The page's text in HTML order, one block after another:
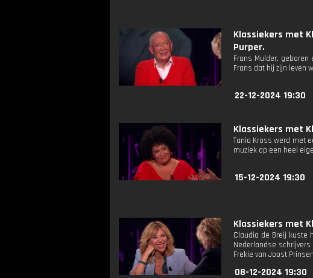
Klassiekers met
Purper.
Frans Mulder,
Frans dat hij zijn leven
22-12-2024 19:30
Klassiekers met
Tania Kross werd met
muziek op een heel
15-12-2024 19:30
Klassiekers met
Claudia de Breij kuste
Nederlandse
Frekie van Joost
08-12-2024 19:30